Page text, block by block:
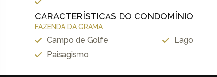
CARACTERÍSTICAS DO CONDOMÍNIO
FAZENDA DA GRAMA
Campo de Golfe Lago
Paisagismo